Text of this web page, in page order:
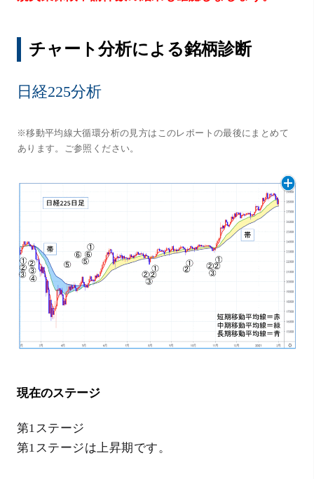
チャート分析による銘柄診断
日経225分析
※移動平均線大循環分析の見方はこのレポートの最後にまとめて
あります。ご参照ください。
現在のステージ
第1ステージ
第1ステージは上昇期です。